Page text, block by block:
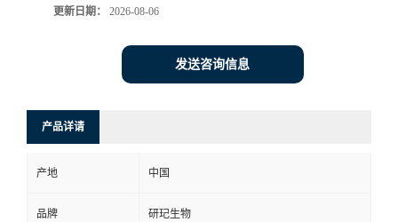
更新日期： 2026-08-06
发送咨询信息
产品详请
产地 中国
品牌 研玘生物